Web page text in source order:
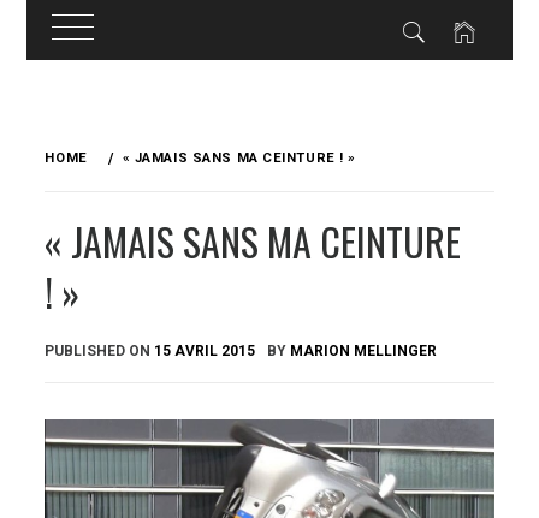
HOME « JAMAIS SANS MA CEINTURE ! »
« JAMAIS SANS MA CEINTURE
! »
PUBLISHED ON 15 AVRIL 2015 BY MARION MELLINGER